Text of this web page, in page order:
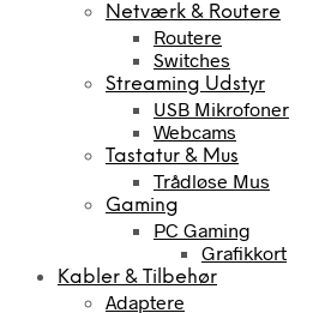
Netværk & Routere
Routere
Switches
Streaming Udstyr
USB Mikrofoner
Webcams
Tastatur & Mus
Trådløse Mus
Gaming
PC Gaming
Grafikkort
Kabler & Tilbehør
Adaptere